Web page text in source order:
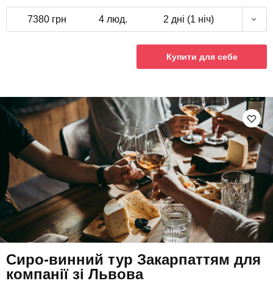
7380 грн 4 люд. 2 дні (1 ніч)
Купити для себе
Сиро-винний тур Закарпаттям для
компанії зі Львова